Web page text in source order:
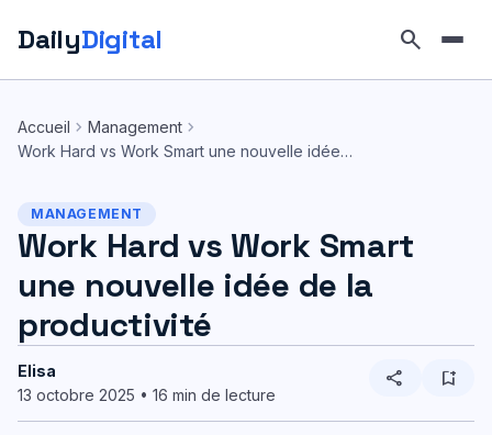
DailyDigital search
contenu
Accueil chevron_right Management chevron_right
Work Hard vs Work Smart une nouvelle idée…
MANAGEMENT
Work Hard vs Work Smart
une nouvelle idée de la
productivité
Elisa
13 octobre 2025 • 16 min de lecture
share bookmark_add